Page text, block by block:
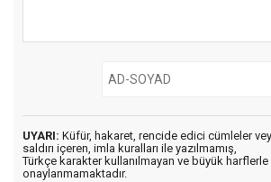
UYARI: Küfür, hakaret, rencide edici cümleler
saldırı içeren, imla kuralları ile yazılmamış,
Türkçe karakter kullanılmayan ve büyük harflerle
onaylanmamaktadır.